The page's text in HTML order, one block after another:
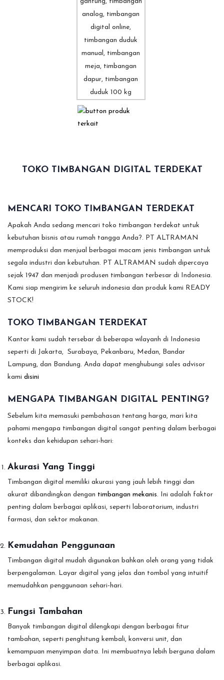
TOKO TIMBANGAN DIGITAL TERDEKAT
MENCARI TOKO TIMBANGAN TERDEKAT
Apakah Anda sedang mencari toko timbangan terdekat untuk
kebutuhan bisnis atau rumah tangga Anda?. PT ALTRAMAN
memproduksi dan menjual berbagai macam jenis timbangan untuk
segala industri dan kebutuhan. PT ALTRAMAN sudah dipercaya
sejak 1947 dan menjadi produsen timbangan terbesar di Indonesia.
Kami siap mengirim ke seluruh indonesia dan produk kami READY
STOCK!
TOKO TIMBANGAN TERDEKAT
Kantor kami sudah tersebar di beberapa wilayanh di Indonesia
seperti di Jakarta, Surabaya, Pekanbaru, Medan, Bandar
Lampung, dan Bandung. Anda dapat menghubungi sales advisor
kami disini
MENGAPA TIMBANGAN DIGITAL PENTING?
Sebelum kita memasuki pembahasan tentang harga, mari kita
pahami mengapa timbangan digital sangat penting dalam berbagai
konteks dan kehidupan sehari-hari:
Akurasi Yang Tinggi
Timbangan digital memiliki akurasi yang jauh lebih tinggi dan
akurat dibandingkan dengan timbangan mekanis. Ini adalah faktor
penting dalam berbagai aplikasi, seperti laboratorium, industri
farmasi, dan sektor makanan.
Kemudahan Penggunaan
Timbangan digital mudah digunakan bahkan oleh orang yang tidak
berpengalaman. Layar digital yang jelas dan tombol yang intuitif
memudahkan penggunaan sehari-hari.
Fungsi Tambahan
Banyak timbangan digital dilengkapi dengan berbagai fitur
tambahan, seperti penghitung kembali, konversi unit, dan
kemampuan menyimpan data. Ini membuatnya lebih berguna dalam
berbagai aplikasi.